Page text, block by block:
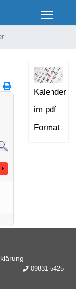
Kalender
im pdf
Format
09831-5425